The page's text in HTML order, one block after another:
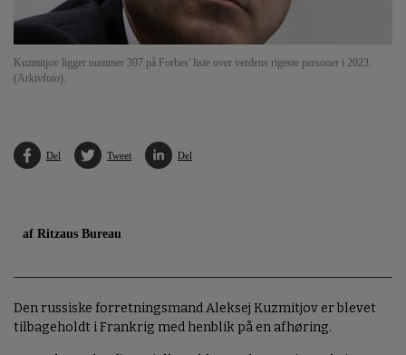
Kuzmitjov ligger nummer 397 på Forbes' liste over verdens rigeste personer i 2023.
(Arkivfoto).
Del Tweet Del
af Ritzaus Bureau
Den russiske forretningsmand Aleksej Kuzmitjov er blevet
tilbageholdt i Frankrig med henblik på en afhøring.